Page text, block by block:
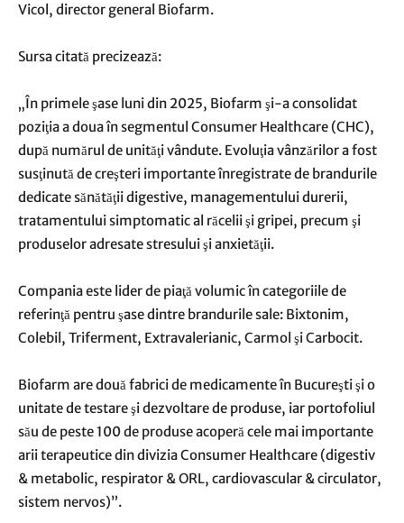
Vicol, director general Biofarm.
Sursa citată precizează:
„În primele şase luni din 2025, Biofarm şi-a consolidat
poziţia a doua în segmentul Consumer Healthcare (CHC),
după numărul de unităţi vândute. Evoluţia vânzărilor a fost
susţinută de creşteri importante înregistrate de brandurile
dedicate sănătăţii digestive, managementului durerii,
tratamentului simptomatic al răcelii şi gripei, precum şi
produselor adresate stresului şi anxietăţii.
Compania este lider de piaţă volumic în categoriile de
referinţă pentru şase dintre brandurile sale: Bixtonim,
Colebil, Triferment, Extravalerianic, Carmol şi Carbocit.
Biofarm are două fabrici de medicamente în Bucureşti şi o
unitate de testare şi dezvoltare de produse, iar portofoliul
său de peste 100 de produse acoperă cele mai importante
arii terapeutice din divizia Consumer Healthcare (digestiv
& metabolic, respirator & ORL, cardiovascular & circulator,
sistem nervos)”.